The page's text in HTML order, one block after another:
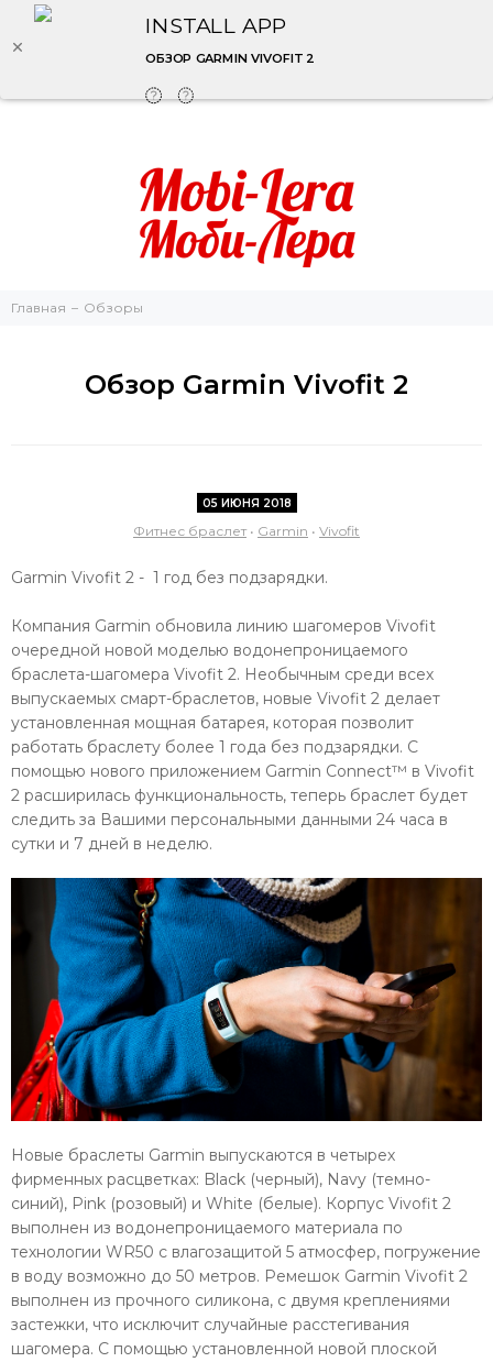
INSTALL APP
ОБЗОР GARMIN VIVOFIT 2
Главная Обзоры
Обзор Garmin Vivofit 2
05 ИЮНЯ 2018
Фитнес браслет• Garmin • Vivofit
Garmin Vivofit 2 - 1 год без подзарядки.
Компания Garmin обновила линию шагомеров Vivofit
очередной новой моделью водонепроницаемого
браслета-шагомера Vivofit 2. Необычным среди всех
выпускаемых смарт-браслетов, новые Vivofit 2 делает
установленная мощная батарея, которая позволит
работать браслету более 1 года без подзарядки. С
помощью нового приложением Garmin Connect™ в Vivofit
2 расширилась функциональность, теперь браслет будет
следить за Вашими персональными данными 24 часа в
сутки и 7 дней в неделю.
Новые браслеты Garmin выпускаются в четырех
фирменных расцветках: Black (черный), Navy (темно-
синий), Pink (розовый) и White (белые). Корпус Vivofit 2
выполнен из водонепроницаемого материала по
технологии WR50 с влагозащитой 5 атмосфер, погружение
в воду возможно до 50 метров. Ремешок Garmin Vivofit 2
выполнен из прочного силикона, с двумя креплениями
застежки, что исключит случайные расстегивания
шагомера. С помощью установленной новой плоской